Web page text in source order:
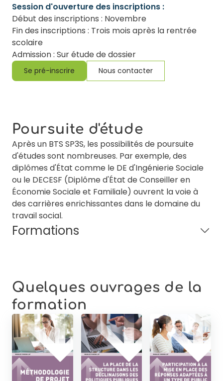
Session d'ouverture des inscriptions :
Début des inscriptions : Novembre
Fin des inscriptions : Trois mois après la rentrée
scolaire
Admission : Sur étude de dossier
Se pré-inscrire Nous contacter
Poursuite d'étude
Après un BTS SP3S, les possibilités de poursuite
d'études sont nombreuses. Par exemple, des
diplômes d'État comme le DE d'Ingénierie Sociale
ou le DECESF (Diplôme d'État de Conseiller en
Économie Sociale et Familiale) ouvrent la voie à
des carrières enrichissantes dans le domaine du
travail social.
Formations
Quelques ouvrages de la
formation